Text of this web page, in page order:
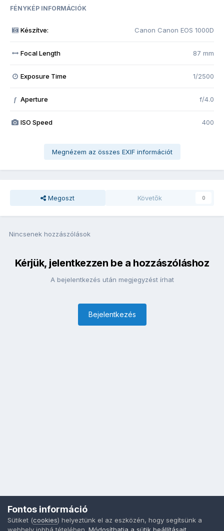
FÉNYKÉP INFORMÁCIÓK
Készítve: Canon Canon EOS 1000D
Focal Length 87 mm
Exposure Time 1/2500
f Aperture f/4.0
ISO Speed 400
Megnézem az összes EXIF információt
Megoszt Követők 0
Nincsenek hozzászólások
Kérjük, jelentkezzen be a hozzászóláshoz
A bejelentkezés után megjegyzést írhat
Bejelentkezés
Fontos információ
Sütiket (cookies) helyeztünk el az eszközén, hogy segítsünk a